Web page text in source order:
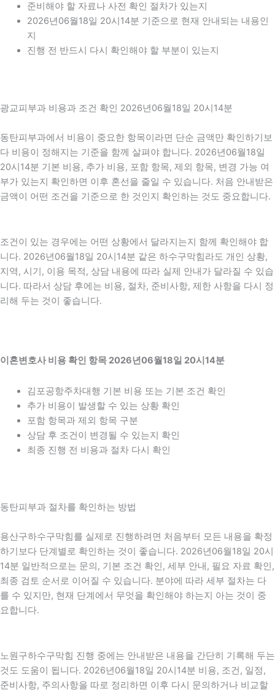
준비해야 할 자료나 사전 확인 절차가 있는지
2026년06월18일 20시14분 기준으로 현재 안내되는 내용인
지
진행 전 반드시 다시 확인해야 할 부분이 있는지
광교피부과 비용과 조건 확인 2026년06월18일 20시14분
동탄피부과에서 비용이 중요한 항목이라면 단순 금액만 확인하기보
다 비용이 정해지는 기준을 함께 살펴야 합니다. 2026년06월18일
20시14분 기본 비용, 추가 비용, 포함 항목, 제외 항목, 변경 가능 여
부가 있는지 확인하면 이후 혼선을 줄일 수 있습니다. 처음 안내받은
금액이 어떤 조건을 기준으로 한 것인지 확인하는 것도 중요합니다.
조건이 있는 경우에는 어떤 상황에서 달라지는지 함께 확인해야 합
니다. 2026년06월18일 20시14분 같은 하수구막힘라도 개인 상황,
지역, 시기, 이용 목적, 상담 내용에 따라 실제 안내가 달라질 수 있습
니다. 따라서 상담 후에는 비용, 절차, 준비사항, 제한 사항을 다시 정
리해 두는 것이 좋습니다.
이혼변호사 비용 확인 항목 2026년06월18일 20시14분
김포공항주차대행 기본 비용 또는 기본 조건 확인
추가 비용이 발생할 수 있는 상황 확인
포함 항목과 제외 항목 구분
상담 후 조건이 변경될 수 있는지 확인
최종 진행 전 비용과 절차 다시 확인
동탄피부과 절차를 확인하는 방법
용산구하수구막힘를 실제로 진행하려면 처음부터 모든 내용을 확정
하기보다 단계별로 확인하는 것이 좋습니다. 2026년06월18일 20시
14분 일반적으로는 문의, 기본 조건 확인, 세부 안내, 필요 자료 확인,
최종 검토 순서로 이어질 수 있습니다. 분야에 따라 세부 절차는 다
를 수 있지만, 현재 단계에서 무엇을 확인해야 하는지 아는 것이 중
요합니다.
노원구하수구막힘 진행 중에는 안내받은 내용을 간단히 기록해 두는
것도 도움이 됩니다. 2026년06월18일 20시14분 비용, 조건, 일정,
준비사항, 주의사항을 따로 정리하면 이후 다시 문의하거나 비교할